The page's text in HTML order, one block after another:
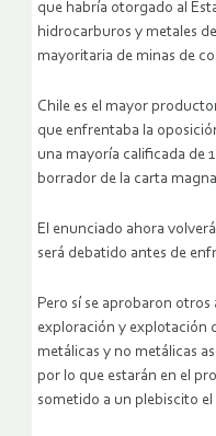
que habría otorgado al
hidrocarburos y metales
mayoritaria de minas de
Chile es el mayor
que enfrentaba la
una mayoría calificada de
borrador de la carta
El enunciado ahora
será debatido antes de
Pero sí se aprobaron
exploración y explotación
metálicas y no metálicas
por lo que estarán en el
sometido a un plebiscito